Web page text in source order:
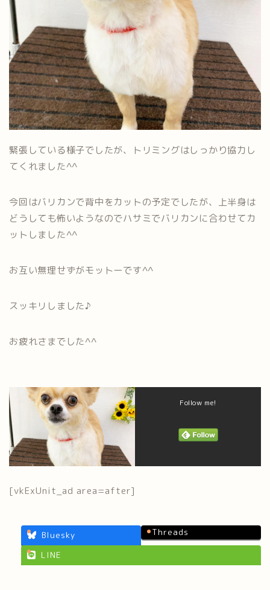
緊張している様子でしたが、トリミングはしっかり協力し
てくれました^^
今回はバリカンで背中をカットの予定でしたが、上半身は
どうしても怖いようなのでハサミでバリカンに合わせてカ
ットしました^^
お互い無理せずがモットーです^^
スッキリしました♪
お疲れさまでした^^
Follow me!
[vkExUnit_ad area=after]
Bluesky
Threads
LINE